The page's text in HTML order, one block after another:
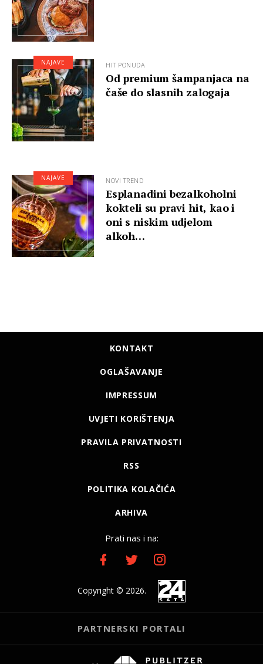
HIT PONUDA
Od premium šampanjaca na
čaše do slasnih zalogaja
NAJAVE
NOVI TREND
Esplanadini bezalkoholni
kokteli su pravi hit, kao i
oni s niskim udjelom
alkoh…
NAJAVE
KONTAKT
OGLAŠAVANJE
IMPRESSUM
UVJETI KORIŠTENJA
PRAVILA PRIVATNOSTI
RSS
POLITIKA KOLAČIĆA
ARHIVA
Prati nas i na:
Copyright © 2026.
PARTNERSKI PORTALI